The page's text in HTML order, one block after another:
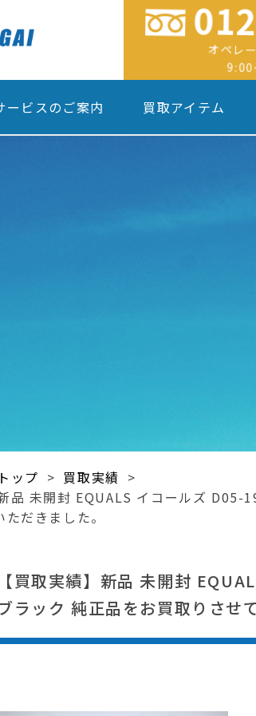
オペレ
9:00
ービスのご案内 買取アイテム
トップ > 買取実績 >
品 未開封 EQUALS イコールズ D05-
ただきました。
【買取実績】新品 未開封
ラック 純正品をお買取りさせ